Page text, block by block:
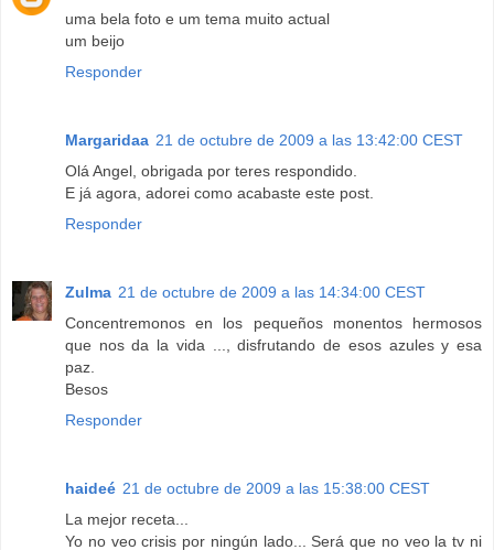
uma bela foto e um tema muito actual
um beijo
Responder
Margaridaa 21 de octubre de 2009 a las 13:42:00 CEST
Olá Angel, obrigada por teres respondido.
E já agora, adorei como acabaste este post.
Responder
Zulma 21 de octubre de 2009 a las 14:34:00 CEST
Concentremonos en los pequeños monentos hermosos
que nos da la vida ..., disfrutando de esos azules y esa
paz.
Besos
Responder
haideé 21 de octubre de 2009 a las 15:38:00 CEST
La mejor receta...
Yo no veo crisis por ningún lado... Será que no veo la tv ni